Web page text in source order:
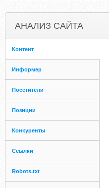
АНАЛИЗ САЙТА
Контент
Информер
Посетители
Позиции
Конкуренты
Ссылки
Robots.txt